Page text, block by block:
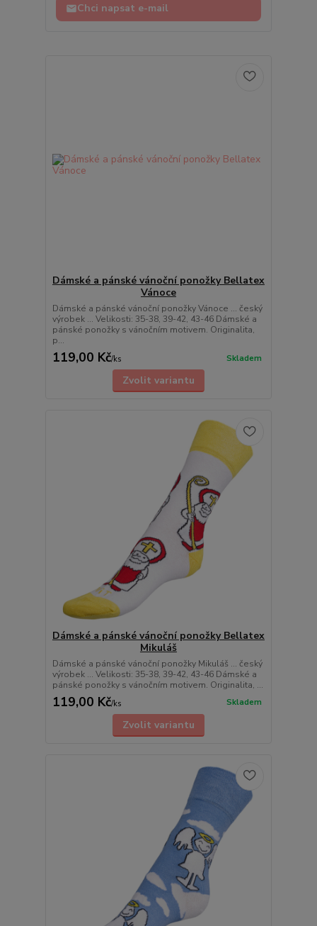
Chci napsat e-mail
Dámské a pánské vánoční ponožky Bellatex
Vánoce
Dámské a pánské vánoční ponožky Vánoce ... český
výrobek ... Velikosti: 35-38, 39-42, 43-46 Dámské a
pánské ponožky s vánočním motivem. Originalita,
p...
119,00 Kč/ks Skladem
Zvolit variantu
Dámské a pánské vánoční ponožky Bellatex
Mikuláš
Dámské a pánské vánoční ponožky Mikuláš ... český
výrobek ... Velikosti: 35-38, 39-42, 43-46 Dámské a
pánské ponožky s vánočním motivem. Originalita, ...
119,00 Kč/ks Skladem
Zvolit variantu